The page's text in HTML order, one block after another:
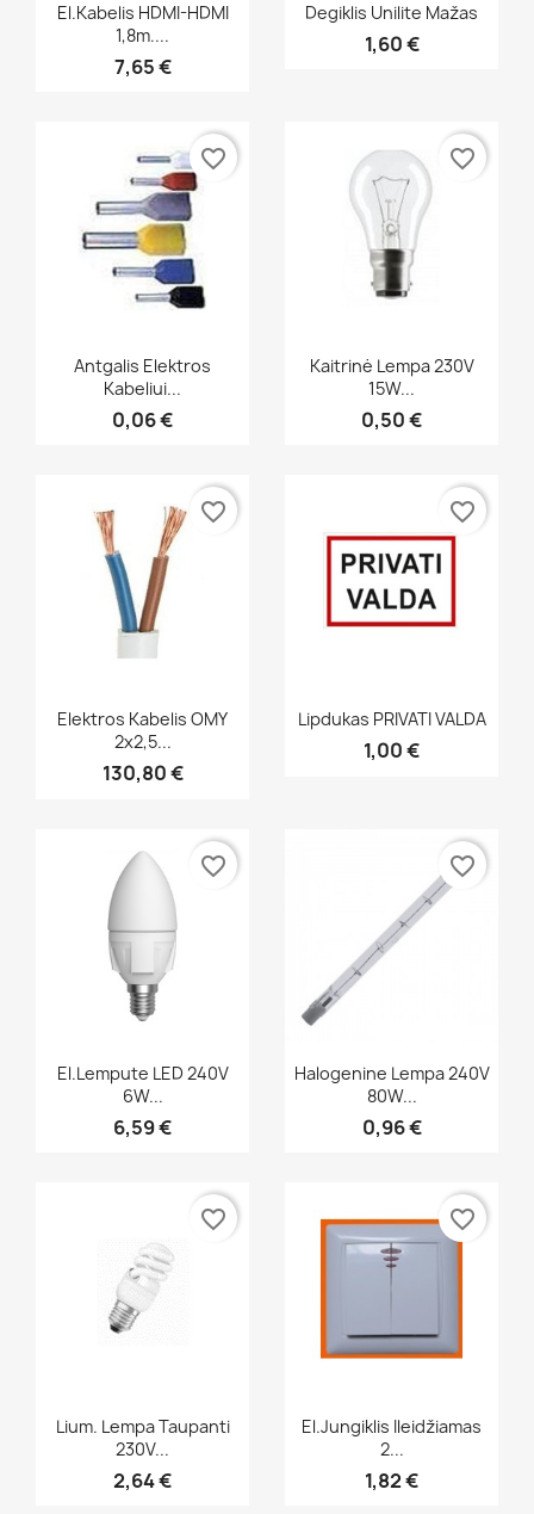
Greita peržiūra
El.kabelis HDMI-HDMI
1,8m....
7,65 €
Greita peržiūra
Degiklis Unilite Mažas
1,60 €
Greita peržiūra
Antgalis Elektros
Kabeliui...
0,06 €
favorite_border
Greita peržiūra
Kaitrinė Lempa 230V
15W...
0,50 €
favorite_border
Greita peržiūra
Elektros Kabelis OMY
2x2,5...
130,80 €
favorite_border
Greita peržiūra
Lipdukas PRIVATI VALDA
1,00 €
favorite_border
Greita peržiūra
El.lempute LED 240V
6W...
6,59 €
favorite_border
Greita peržiūra
Halogenine Lempa 240V
80W...
0,96 €
favorite_border
Greita peržiūra
Lium. Lempa Taupanti
230V...
2,64 €
favorite_border
Greita peržiūra
El.jungiklis Ileidžiamas
2...
1,82 €
favorite_border